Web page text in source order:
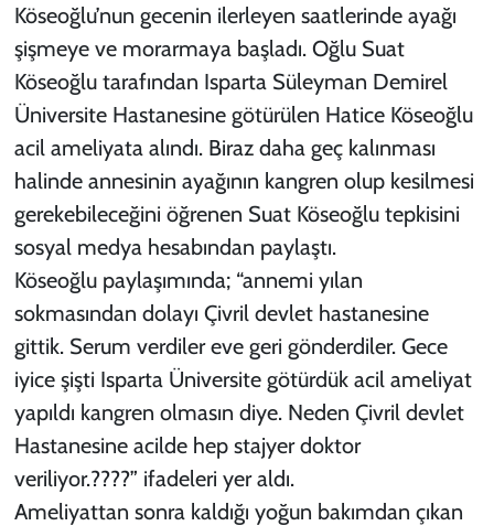
Köseoğlu’nun gecenin ilerleyen saatlerinde ayağı
şişmeye ve morarmaya başladı. Oğlu Suat
Köseoğlu tarafından Isparta Süleyman Demirel
Üniversite Hastanesine götürülen Hatice Köseoğlu
acil ameliyata alındı. Biraz daha geç kalınması
halinde annesinin ayağının kangren olup kesilmesi
gerekebileceğini öğrenen Suat Köseoğlu tepkisini
sosyal medya hesabından paylaştı.
Köseoğlu paylaşımında; “annemi yılan
sokmasından dolayı Çivril devlet hastanesine
gittik. Serum verdiler eve geri gönderdiler. Gece
iyice şişti Isparta Üniversite götürdük acil ameliyat
yapıldı kangren olmasın diye. Neden Çivril devlet
Hastanesine acilde hep stajyer doktor
veriliyor.????” ifadeleri yer aldı.
Ameliyattan sonra kaldığı yoğun bakımdan çıkan